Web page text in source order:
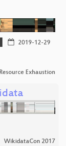
2019-12-29
Exhaustion
WikidataCon 2017